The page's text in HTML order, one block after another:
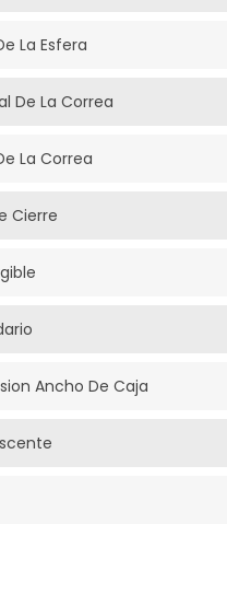
La Esfera
De La Correa
La Correa
Cierre
Ancho De Caja